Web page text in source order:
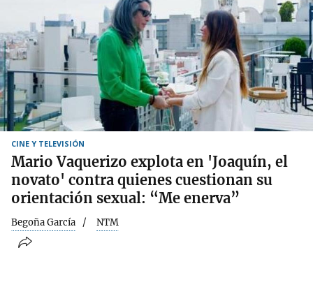
CINE Y TELEVISIÓN
Mario Vaquerizo explota en 'Joaquín, el
novato' contra quienes cuestionan su
orientación sexual: “Me enerva”
Begoña García NTM